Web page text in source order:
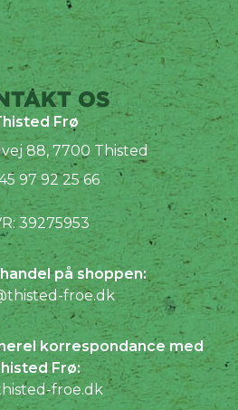
OS
Frø
88, 7700 Thisted
97 92 25 66
39275953
på shoppen:
froe.dk
korrespondance med
Frø:
froe.dk